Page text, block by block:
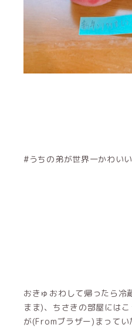
#うちの弟が世界一かわい
おきゅおわして帰ったら冷
まま)、ちさきの部屋には
が(Fromブラザー)まってい